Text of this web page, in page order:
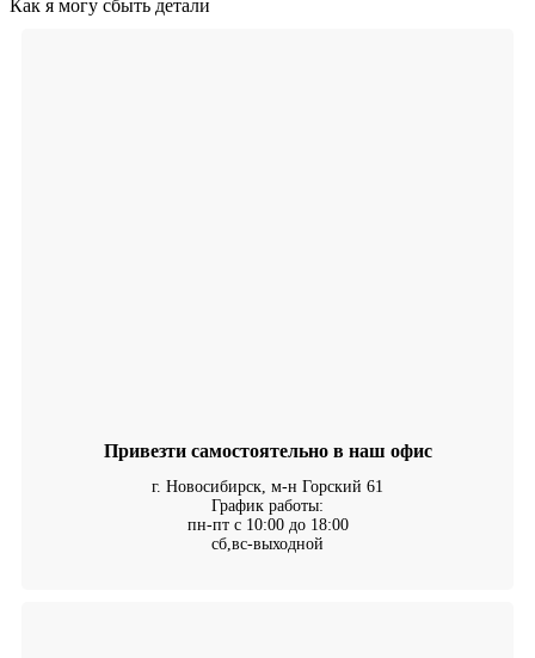
Как я могу сбыть детали
Привезти самостоятельно в наш офис
г. Новосибирск, м-н Горский 61
График работы:
пн-пт с 10:00 до 18:00
сб,вс-выходной